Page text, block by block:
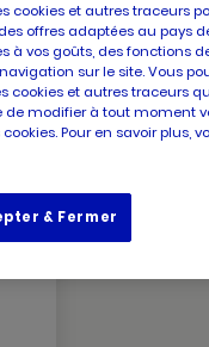
VILLEPARISIS.
faites confiance à
cookies et autres traceurs
offres adaptées au pays
à vos goûts, des fonctions
sur le site. Vous
cookies et autres traceurs
de modifier à tout moment
Pour en savoir plus,
& Fermer